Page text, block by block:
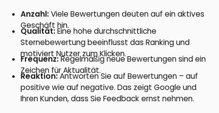
Anzahl:Viele Bewertungen deuten auf ein aktives
Geschäft hin.
Qualität:Eine hohe durchschnittliche
Sternebewertung beeinflusst das Ranking und
motiviert Nutzer zum Klicken.
Frequenz:Regelmäßig neue Bewertungen sind ein
Zeichen für Aktualität.
Reaktion:Antworten Sie auf Bewertungen – auf
positive wie auf negative. Das zeigt Google und
Ihren Kunden, dass Sie Feedback ernst nehmen.